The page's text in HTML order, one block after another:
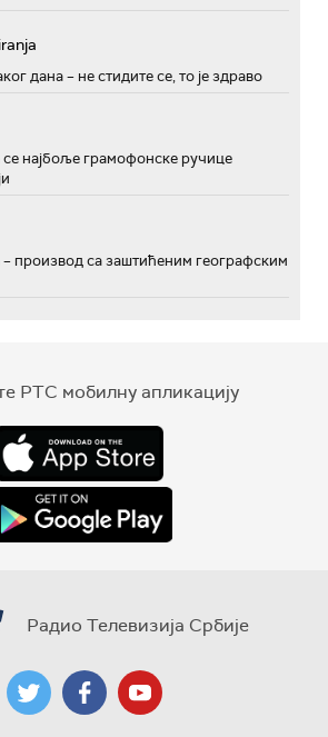
дана – не стидите се, то је здраво
најбоље грамофонске ручице
производ са заштићеним географским
РТС мобилну апликацију
Радио Телевизија Србије